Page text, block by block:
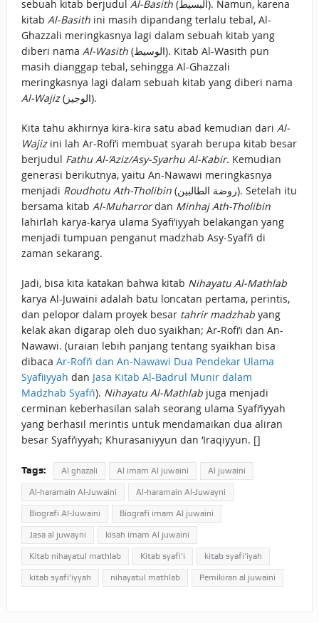
sebuah kitab berjudul Al-Basith(البسيط). Namun, karena
kitab Al-Basithini masih dipandang terlalu tebal, Al-
Ghazzali meringkasnya lagi dalam sebuah kitab yang
diberi nama Al-Wasith(الوسيط). Kitab Al-Wasith pun
masih dianggap tebal, sehingga Al-Ghazzali
meringkasnya lagi dalam sebuah kitab yang diberi nama
Al-Wajiz
(الوجيز).
Kita tahu akhirnya kira-kira satu abad kemudian dari Al-
Wajizini lah Ar-Rofi’i membuat syarah berupa kitab besar
berjudul Fathu Al-‘Aziz/Asy-Syarhu Al-Kabir. Kemudian
generasi berikutnya, yaitu An-Nawawi meringkasnya
menjadi Roudhotu Ath-Tholibin(روضة الطالبين). Setelah itu
bersama kitab Al-Muharrordan Minhaj Ath-Tholibin
lahirlah karya-karya ulama Syafi’iyyah belakangan yang
menjadi tumpuan penganut madzhab Asy-Syafi’i di
zaman sekarang.
Jadi, bisa kita katakan bahwa kitab Nihayatu Al-Mathlab
karya Al-Juwaini adalah batu loncatan pertama, perintis,
dan pelopor dalam proyek besar tahrir madzhabyang
kelak akan digarap oleh duo syaikhan; Ar-Rofi’i dan An-
Nawawi. (uraian lebih panjang tentang syaikhan bisa
dibaca Ar-Rofi’i dan An-Nawawi Dua Pendekar Ulama
Syafiiyyah dan Jasa Kitab Al-Badrul Munir dalam
Madzhab Syafi’i). Nihayatu Al-Mathlabjuga menjadi
cerminan keberhasilan salah seorang ulama Syafi’iyyah
yang berhasil merintis untuk mendamaikan dua aliran
besar Syafi’iyyah; Khurasaniyyun dan ‘Iraqiyyun. []
Tags: Al ghazali Al imam Al juwaini Al juwaini
Al-haramain Al-Juwaini Al-haramain Al-Juwayni
Biografi Al-Juwaini Biografi imam Al juwaini
Jasa al juwayni kisah imam Al juwaini
Kitab nihayatul mathlab Kitab syafi'i kitab syafi’iyah
kitab syafi’iyyah nihayatul mathlab Pemikiran al juwaini